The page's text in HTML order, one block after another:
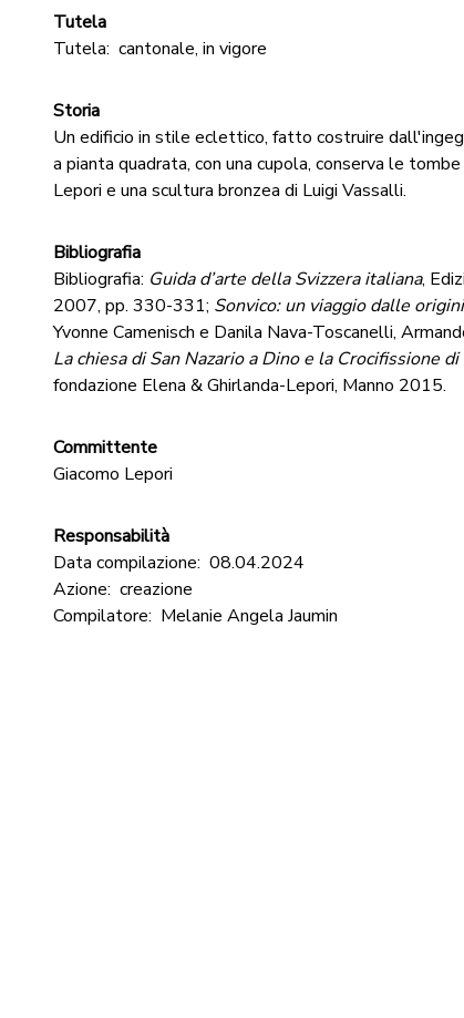
Tutela
Tutela: cantonale, in vigore
Storia
Un edificio in stile eclettico, fatto costruire
a pianta quadrata, con una cupola, conserva le
Lepori e una scultura bronzea di Luigi Vassalli.
Bibliografia
Bibliografia: Guida d’arte della Svizzera italiana,
2007, pp. 330-331; Sonvico: un viaggio dalle
Yvonne Camenisch e Danila Nava-Toscanelli,
La chiesa di San Nazario a Dino e la Crocifissione
fondazione Elena & Ghirlanda-Lepori, Manno 2015.
Committente
Giacomo Lepori
Responsabilità
Data compilazione: 08.04.2024
Azione: creazione
Compilatore: Melanie Angela Jaumin